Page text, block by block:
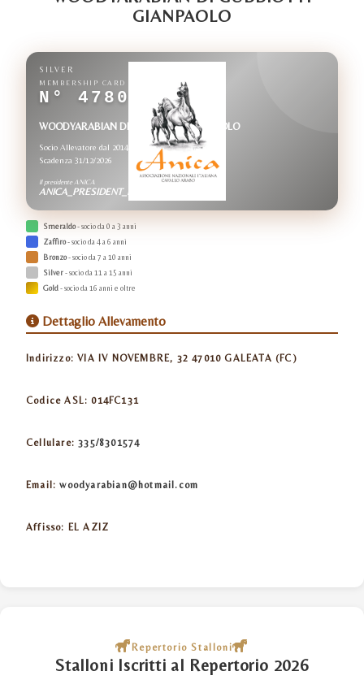
GIANPAOLO
SILVER
MEMBERSHIP CARD
N° 4780
WOODYARABIAN DI GUBBIOTTI GIANPAOLO
Socio Allevatore dal 2014
Scadenza 31/12/2026
Il presidente ANICA
ANICA_PRESIDENT_NAME
Smeraldo- socio da 0 a 3 anni
Zaffiro- socio da 4 a 6 anni
Bronzo- socio da 7 a 10 anni
Silver- socio da 11 a 15 anni
Gold- socio da 16 anni e oltre
Dettaglio Allevamento
Indirizzo: VIA IV NOVEMBRE, 32 47010 GALEATA (FC)
Codice ASL: 014FC131
Cellulare: 335/8301574
Email: woodyarabian@hotmail.com
Affisso: EL AZIZ
Repertorio Stalloni
Stalloni Iscritti al Repertorio 2026